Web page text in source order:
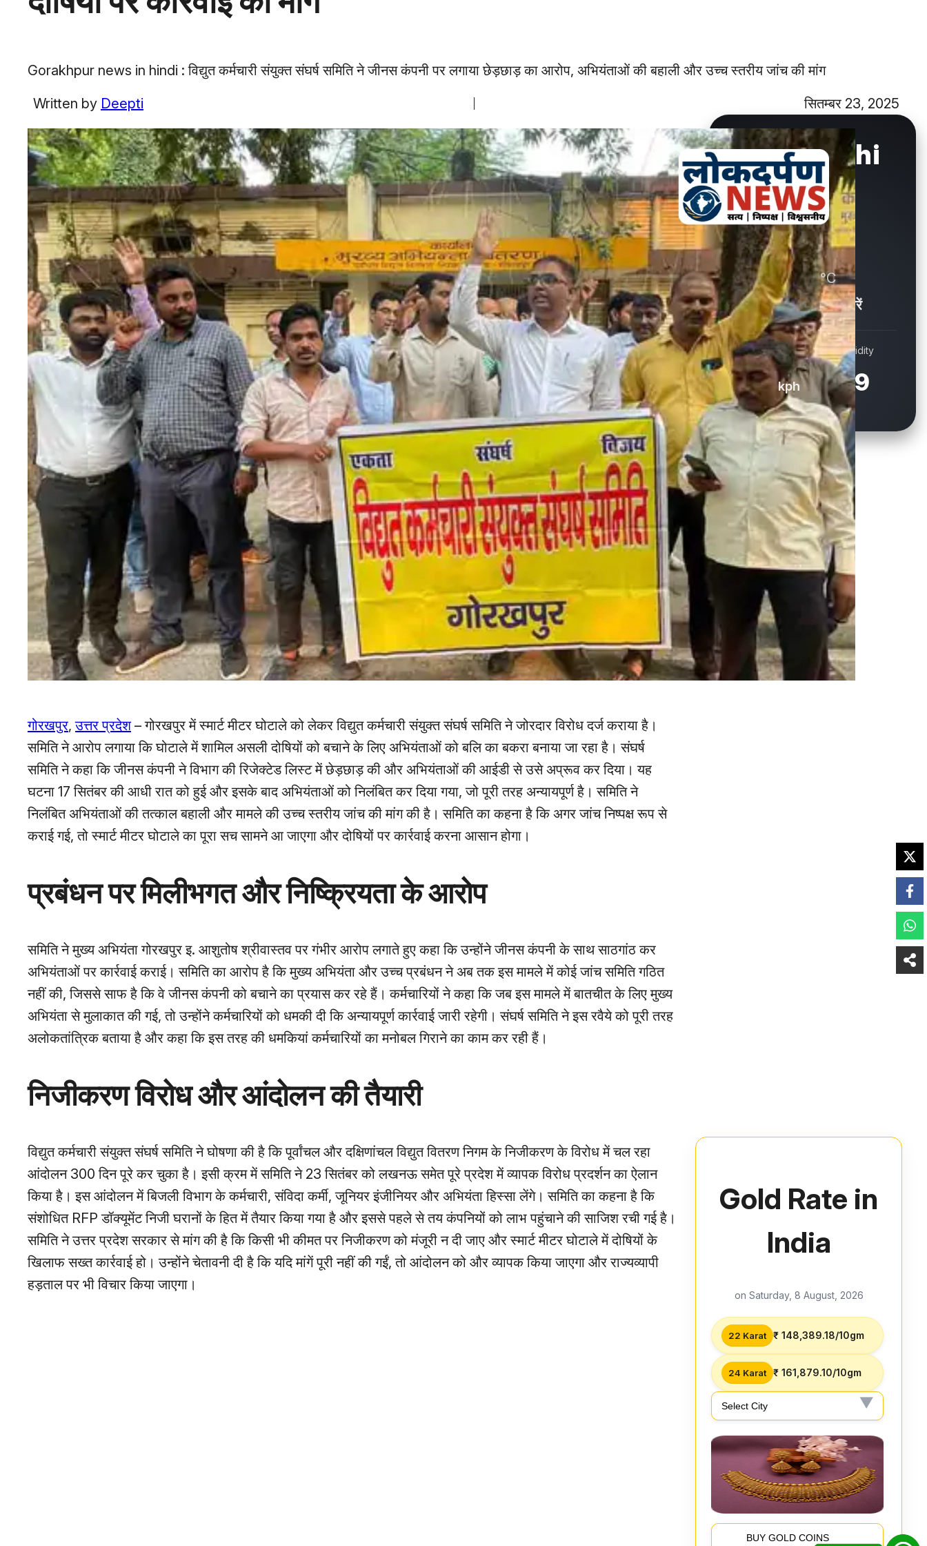
Gorakhpur news in hindi : विद्युत कर्मचारी संयुक्त संघर्ष समिति ने जीनस कंपनी पर लगाया छेड़छाड़ का आरोप, अभियंताओं की बहाली और उच्च स्तरीय जांच की मांग
Written by Deepti सितम्बर 23, 2025
गोरखपुर,उत्तर प्रदेश– गोरखपुर में स्मार्ट मीटर घोटाले को लेकर विद्युत कर्मचारी संयुक्त संघर्ष समिति ने जोरदार विरोध दर्ज कराया है।
समिति ने आरोप लगाया कि घोटाले में शामिल असली दोषियों को बचाने के लिए अभियंताओं को बलि का बकरा बनाया जा रहा है। संघर्ष
समिति ने कहा कि जीनस कंपनी ने विभाग की रिजेक्टेड लिस्ट में छेड़छाड़ की और अभियंताओं की आईडी से उसे अप्रूव कर दिया। यह
घटना 17 सितंबर की आधी रात को हुई और इसके बाद अभियंताओं को निलंबित कर दिया गया, जो पूरी तरह अन्यायपूर्ण है। समिति ने
निलंबित अभियंताओं की तत्काल बहाली और मामले की उच्च स्तरीय जांच की मांग की है। समिति का कहना है कि अगर जांच निष्पक्ष रूप से
कराई गई, तो स्मार्ट मीटर घोटाले का पूरा सच सामने आ जाएगा और दोषियों पर कार्रवाई करना आसान होगा।
प्रबंधन पर मिलीभगत और निष्क्रियता के आरोप
समिति ने मुख्य अभियंता गोरखपुर इ. आशुतोष श्रीवास्तव पर गंभीर आरोप लगाते हुए कहा कि उन्होंने जीनस कंपनी के साथ साठगांठ कर
अभियंताओं पर कार्रवाई कराई। समिति का आरोप है कि मुख्य अभियंता और उच्च प्रबंधन ने अब तक इस मामले में कोई जांच समिति गठित
नहीं की, जिससे साफ है कि वे जीनस कंपनी को बचाने का प्रयास कर रहे हैं। कर्मचारियों ने कहा कि जब इस मामले में बातचीत के लिए मुख्य
अभियंता से मुलाकात की गई, तो उन्होंने कर्मचारियों को धमकी दी कि अन्यायपूर्ण कार्रवाई जारी रहेगी। संघर्ष समिति ने इस रवैये को पूरी तरह
अलोकतांत्रिक बताया है और कहा कि इस तरह की धमकियां कर्मचारियों का मनोबल गिराने का काम कर रही हैं।
निजीकरण विरोध और आंदोलन की तैयारी
विद्युत कर्मचारी संयुक्त संघर्ष समिति ने घोषणा की है कि पूर्वांचल और दक्षिणांचल विद्युत वितरण निगम के निजीकरण के विरोध में चल रहा
आंदोलन 300 दिन पूरे कर चुका है। इसी क्रम में समिति ने 23 सितंबर को लखनऊ समेत पूरे प्रदेश में व्यापक विरोध प्रदर्शन का ऐलान
किया है। इस आंदोलन में बिजली विभाग के कर्मचारी, संविदा कर्मी, जूनियर इंजीनियर और अभियंता हिस्सा लेंगे। समिति का कहना है कि
संशोधित RFP डॉक्यूमेंट निजी घरानों के हित में तैयार किया गया है और इससे पहले से तय कंपनियों को लाभ पहुंचाने की साजिश रची गई है।
समिति ने उत्तर प्रदेश सरकार से मांग की है कि किसी भी कीमत पर निजीकरण को मंजूरी न दी जाए और स्मार्ट मीटर घोटाले में दोषियों के
खिलाफ सख्त कार्रवाई हो। उन्होंने चेतावनी दी है कि यदि मांगें पूरी नहीं की गईं, तो आंदोलन को और व्यापक किया जाएगा और राज्यव्यापी
हड़ताल पर भी विचार किया जाएगा।
New Delhi
30.6°C
Showers / बौछारें
Wind
19.1kph
Humidity
69
Gold Rate in
India
on Saturday, 8 August, 2026
22 Karat ₹ 148,389.18/10gm
24 Karat ₹ 161,879.10/10gm
BUY GOLD COINS